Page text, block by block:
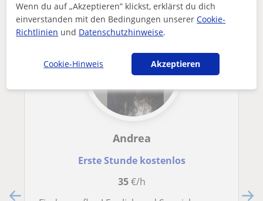
Andrea
Erste Stunde kostenlos
35€/h
Wenn du auf „Akzeptieren” klickst, erklärst du dich
einverstanden mit den Bedingungen unsererCookie-
Richtlinien und Datenschutzhinweise.
Cookie-Hinweis Akzeptieren